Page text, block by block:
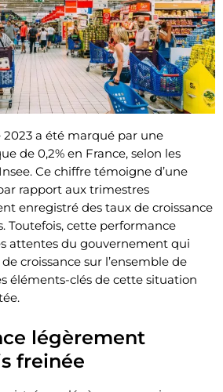
a été marqué par une
de 0,2% en France, selon les
Ce chiffre témoigne d’une
rapport aux trimestres
enregistré des taux de croissance
Toutefois, cette performance
attentes du gouvernement qui
croissance sur l’ensemble de
éléments-clés de cette situation
légèrement
freinée